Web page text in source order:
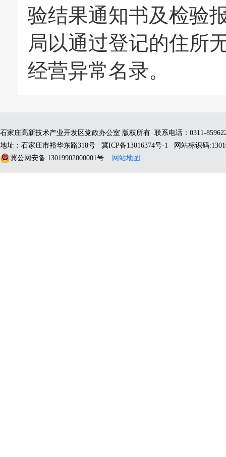
验结果通知书及检验
局以通过登记的住所
经营异常名录。